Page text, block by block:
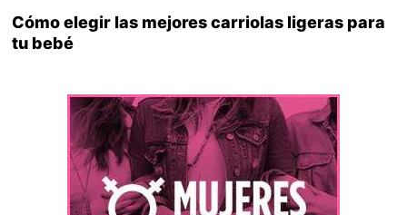
Cómo elegir las mejores carriolas ligeras para
tu bebé